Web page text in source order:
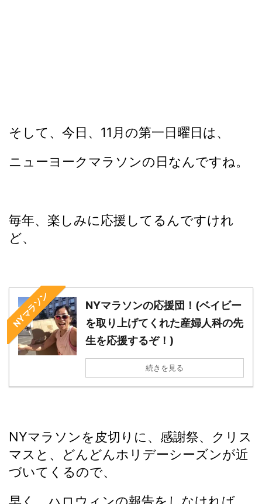
そして、今日、11月の第一日曜日は、
ニューヨークマラソンの日なんですね。
毎年、楽しみに応援してるんですけれ
ど、
NYマラソン
NYマラソンの応援団！(ベイビー
を取り上げてくれた産婦人科の先
生を応援するぞ！)
続きを見る
NYマラソンを皮切りに、感謝祭、クリス
マスと、どんどんホリデーシーズンが近
づいてくるので、